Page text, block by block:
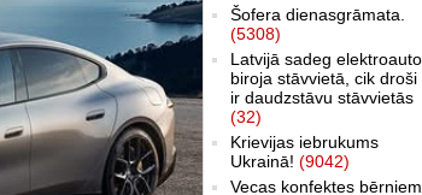
Šofera dienasgrāmata.
(5308)
Latvijā sadeg elektroauto
biroja stāvvietā, cik droši
ir daudzstāvu stāvvietās
(32)
Krievijas iebrukums
Ukrainā! (9042)
Vecas konfektes